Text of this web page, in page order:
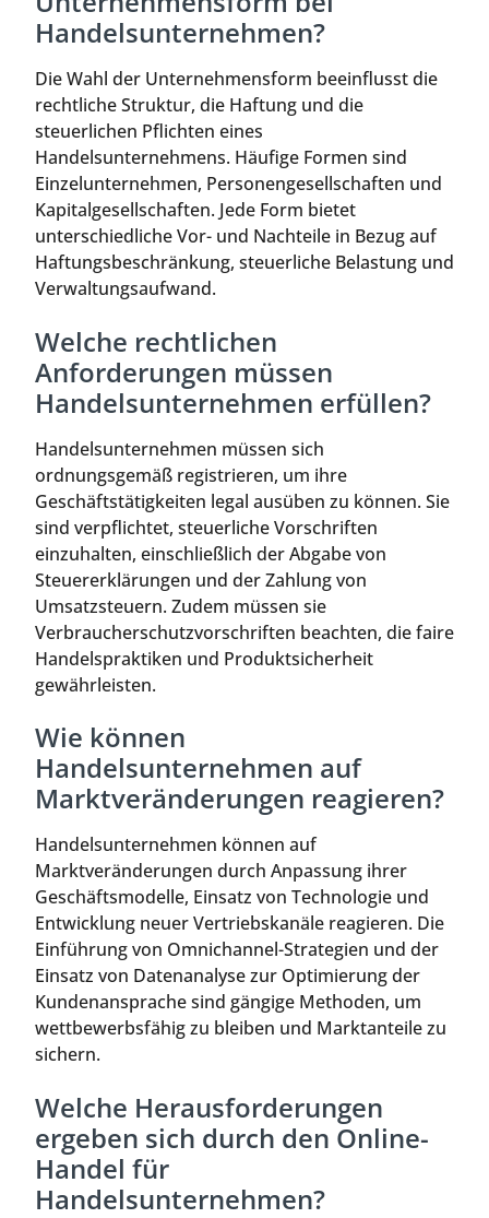
Handelsunternehmen?
Die Wahl der Unternehmensform beeinflusst die
rechtliche Struktur, die Haftung und die
steuerlichen Pflichten eines
Handelsunternehmens. Häufige Formen sind
Einzelunternehmen, Personengesellschaften und
Kapitalgesellschaften. Jede Form bietet
unterschiedliche Vor- und Nachteile in Bezug auf
Haftungsbeschränkung, steuerliche Belastung und
Verwaltungsaufwand.
Welche rechtlichen
Anforderungen müssen
Handelsunternehmen erfüllen?
Handelsunternehmen müssen sich
ordnungsgemäß registrieren, um ihre
Geschäftstätigkeiten legal ausüben zu können. Sie
sind verpflichtet, steuerliche Vorschriften
einzuhalten, einschließlich der Abgabe von
Steuererklärungen und der Zahlung von
Umsatzsteuern. Zudem müssen sie
Verbraucherschutzvorschriften beachten, die faire
Handelspraktiken und Produktsicherheit
gewährleisten.
Wie können
Handelsunternehmen auf
Marktveränderungen reagieren?
Handelsunternehmen können auf
Marktveränderungen durch Anpassung ihrer
Geschäftsmodelle, Einsatz von Technologie und
Entwicklung neuer Vertriebskanäle reagieren. Die
Einführung von Omnichannel-Strategien und der
Einsatz von Datenanalyse zur Optimierung der
Kundenansprache sind gängige Methoden, um
wettbewerbsfähig zu bleiben und Marktanteile zu
sichern.
Welche Herausforderungen
ergeben sich durch den Online-
Handel für
Handelsunternehmen?